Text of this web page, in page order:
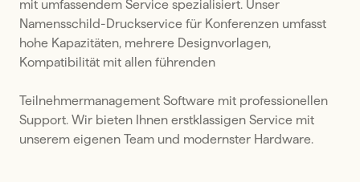
mit umfassendem Service spezialisiert. Unser
Namensschild-Druckservice für Konferenzen umfasst
hohe Kapazitäten, mehrere Designvorlagen,
Kompatibilität mit allen führenden
Teilnehmermanagement Software mit professionellen
Support. Wir bieten Ihnen erstklassigen Service mit
unserem eigenen Team und modernster Hardware.